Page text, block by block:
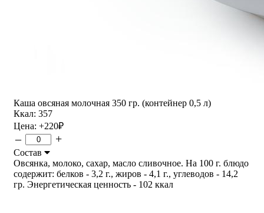
Каша овсяная молочная 350 гр. (контейнер 0,5 л)
Ккал: 357
Цена: +220₽
– +
Состав
Овсянка, молоко, сахар, масло сливочное. На 100 г. блюдо
содержит: белков - 3,2 г., жиров - 4,1 г., углеводов - 14,2
гр. Энергетическая ценность - 102 ккал